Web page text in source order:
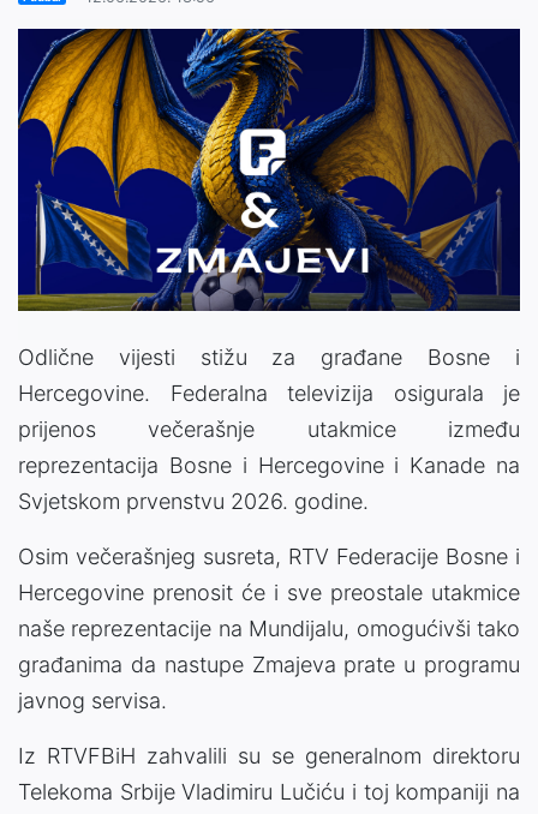
Odlične vijesti stižu za građane Bosne i
Hercegovine. Federalna televizija osigurala je
prijenos večerašnje utakmice između
reprezentacija Bosne i Hercegovine i Kanade na
Svjetskom prvenstvu 2026. godine.
Osim večerašnjeg susreta, RTV Federacije Bosne i
Hercegovine prenosit će i sve preostale utakmice
naše reprezentacije na Mundijalu, omogućivši tako
građanima da nastupe Zmajeva prate u programu
javnog servisa.
Iz RTVFBiH zahvalili su se generalnom direktoru
Telekoma Srbije Vladimiru Lučiću i toj kompaniji na